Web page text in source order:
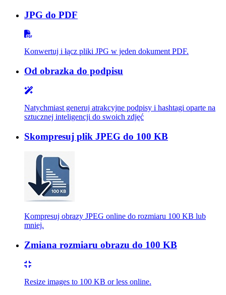
JPG do PDF
Konwertuj i łącz pliki JPG w jeden dokument PDF.
Od obrazka do podpisu
Natychmiast generuj atrakcyjne podpisy i hashtagi oparte na
sztucznej inteligencji do swoich zdjęć
Skompresuj plik JPEG do 100 KB
Kompresuj obrazy JPEG online do rozmiaru 100 KB lub
mniej.
Zmiana rozmiaru obrazu do 100 KB
Resize images to 100 KB or less online.